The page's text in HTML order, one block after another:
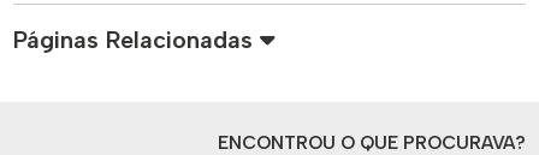
Páginas Relacionadas
ENCONTROU O QUE PROCURAVA?